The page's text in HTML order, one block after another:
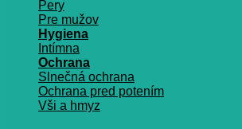
Pery
Pre mužov
Hygiena
Intímna
Ochrana
Slnečná ochrana
Ochrana pred potením
Vši a hmyz